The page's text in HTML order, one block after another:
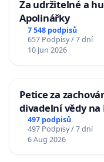
Za udržitelné a
Apolinářky
7 548 podpisů
657 Podpisy / 7 dní
10 Jun 2026
Petice za
divadelní vědy na
497 podpisů
497 Podpisy / 7 dní
6 Aug 2026